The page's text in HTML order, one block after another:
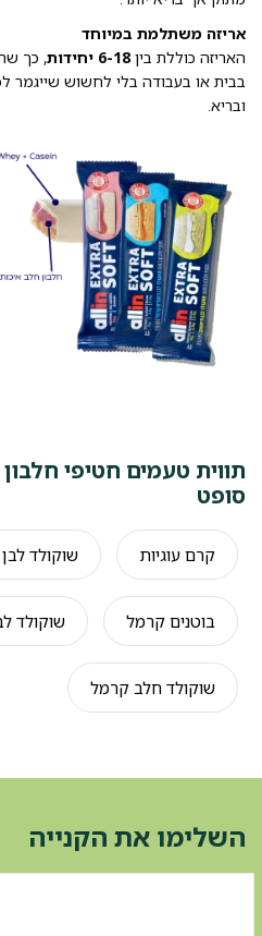
אריזה משתלמת במיוחד
האריזה כוללת בין 6-18 יחידות
, כך
בבית או בעבודה בלי לחשוש שייגמר
ובריא.
תווית טעמים חטיפי
סופט
קרם עוגיות שוקולד
בוטנים קרמל שוקולד
שוקולד חלב קרמל
השלימו את הקנייה